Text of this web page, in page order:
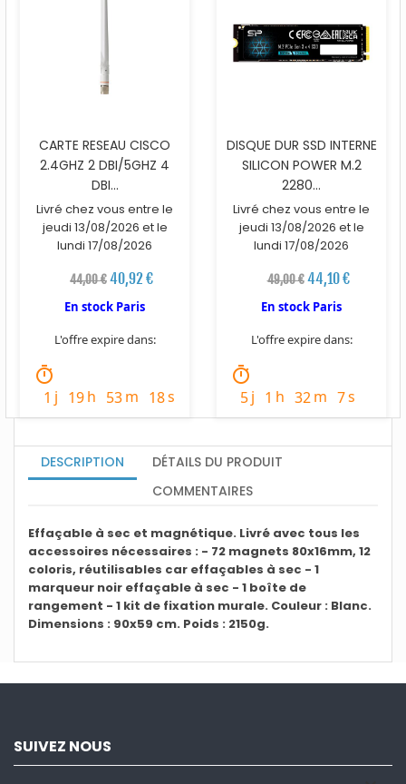
CARTE RESEAU CISCO
2.4GHZ 2 DBI/5GHZ 4
DBI...
Livré chez vous entre le
jeudi 13/08/2026 et le
lundi 17/08/2026
44,00 €40,92 €
En stock Paris
L'offre expire dans:
timer
1 j 19h 53m 17s
DISQUE DUR SSD INTERNE
SILICON POWER M.2
2280...
Livré chez vous entre le
jeudi 13/08/2026 et le
lundi 17/08/2026
49,00 € 44,10 €
En stock Paris
L'offre expire dans:
timer
5j 1 h 32m 6s
DESCRIPTION
DÉTAILS DU PRODUIT
COMMENTAIRES
Effaçable à sec et magnétique. Livré avec tous les
accessoires nécessaires : - 72 magnets 80x16mm, 12
coloris, réutilisables car effaçables à sec - 1
marqueur noir effaçable à sec - 1 boîte de
rangement - 1 kit de fixation murale. Couleur : Blanc.
Dimensions : 90x59 cm. Poids : 2150g.
SUIVEZ NOUS